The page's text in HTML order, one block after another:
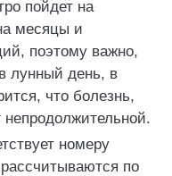
пойдет на
месяцы и
поэтому важно,
лунный день, в
что болезнь,
номеру
по